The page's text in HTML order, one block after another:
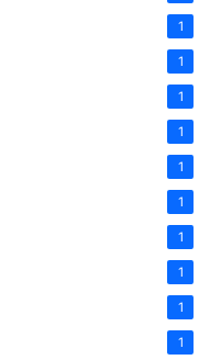
1
1
1
1
1
1
1
1
1
1